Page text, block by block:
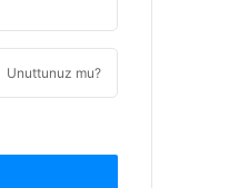
Unuttunuz mu?